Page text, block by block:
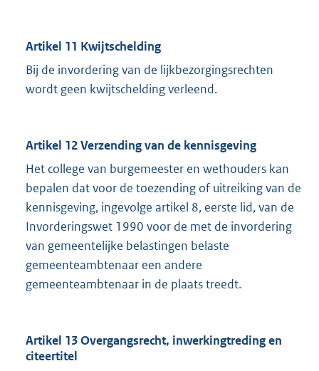
Artikel 11 Kwijtschelding
Bij de invordering van de lijkbezorgingsrechten
wordt geen kwijtschelding verleend.
Artikel 12 Verzending van de kennisgeving
Het college van burgemeester en wethouders kan
bepalen dat voor de toezending of uitreiking van de
kennisgeving, ingevolge artikel 8, eerste lid, van de
Invorderingswet 1990 voor de met de invordering
van gemeentelijke belastingen belaste
gemeenteambtenaar een andere
gemeenteambtenaar in de plaats treedt.
Artikel 13 Overgangsrecht, inwerkingtreding en
citeertitel